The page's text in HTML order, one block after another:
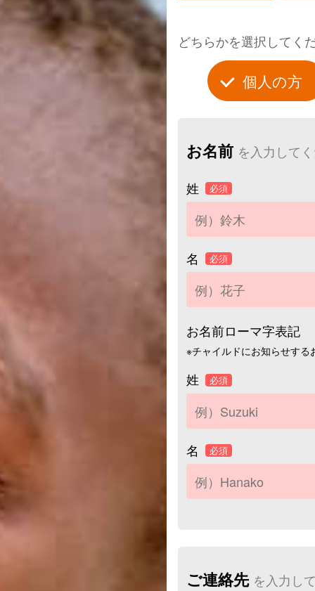
どちらかを選択してく
個人の方
お名前 を入力して
姓
必須
名 必須
お名前ローマ字表記
※チャイルドにお知らせする
姓 必須
名 必須
ご連絡先 を入力し